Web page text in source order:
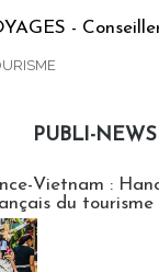
-
PUBLI-NEWS
Vietnam :
du tourisme